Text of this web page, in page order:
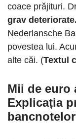
coace prăjituri.
grav deteriorate.
Nederlansche
povestea lui.
alte căi. (Textul
Mii de euro
Explicația